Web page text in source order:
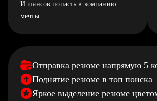
И шансов попасть в компанию
мечты
Отправка резюме напрямую 5
Поднятие резюме в топ поиска
Яркое выделение резюме